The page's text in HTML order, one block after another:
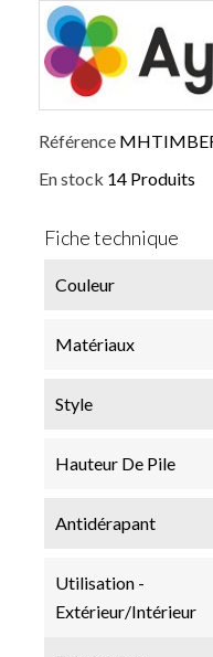
Référence
En stock 14 Produits
Fiche technique
Couleur
Matériaux
Style
Hauteur De Pile
Antidérapant
Utilisation -
Extérieur/Intérieur